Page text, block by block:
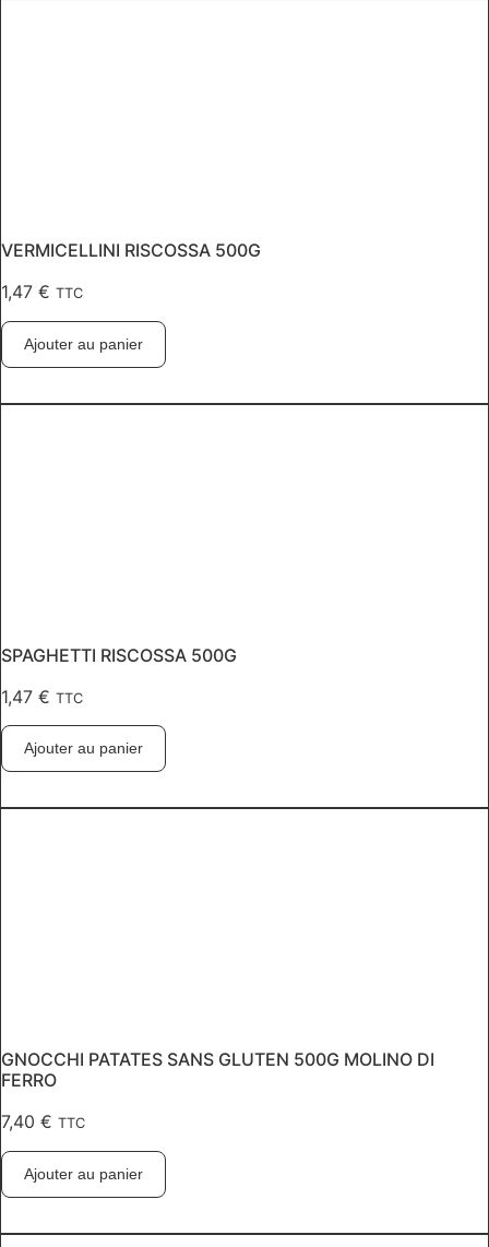
VERMICELLINI RISCOSSA 500G
1,47 € TTC
Ajouter au panier
SPAGHETTI RISCOSSA 500G
1,47 € TTC
Ajouter au panier
GNOCCHI PATATES SANS GLUTEN 500G MOLINO DI
FERRO
7,40 € TTC
Ajouter au panier